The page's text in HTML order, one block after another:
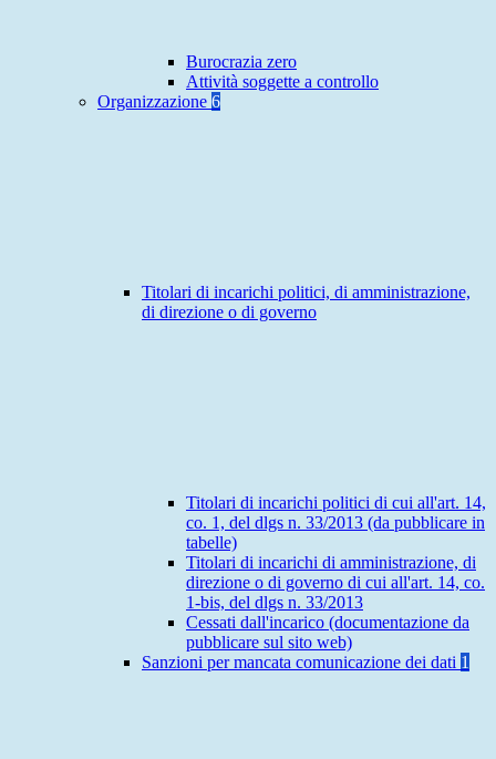
Burocrazia zero
Attività soggette a controllo
Organizzazione 6
Titolari di incarichi politici, di amministrazione,
di direzione o di governo
Titolari di incarichi politici di cui all'art. 14,
co. 1, del dlgs n. 33/2013 (da pubblicare in
tabelle)
Titolari di incarichi di amministrazione, di
direzione o di governo di cui all'art. 14, co.
1-bis, del dlgs n. 33/2013
Cessati dall'incarico (documentazione da
pubblicare sul sito web)
Sanzioni per mancata comunicazione dei dati 1